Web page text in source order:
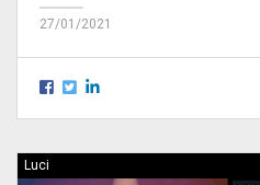
27/01/2021
Luci